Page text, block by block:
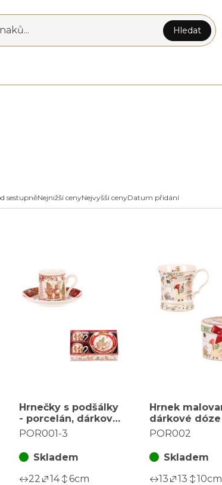
Hledat
sestupněNejnižší cenyNejvyšší cenyDatum přidání
Hrnečky s podšálky
- porcelán, dárkový
set po 2 kusech,
POR001-3
Skladem
22
14 6cm
Hrnek
dárkové
zimní motiv,
POR002
Skladem
13
13 10cm